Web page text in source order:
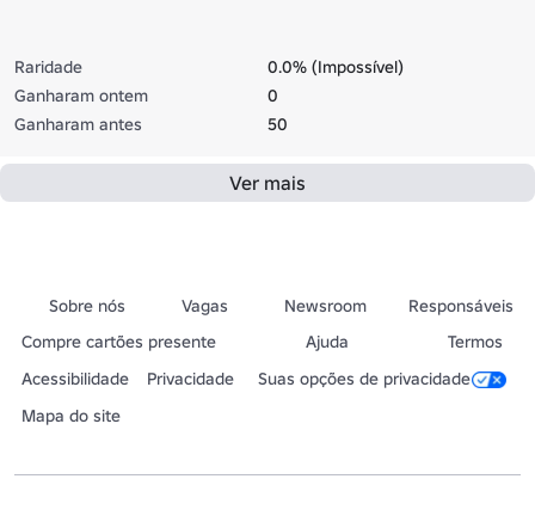
Raridade
0.0% (Impossível)
Ganharam ontem
0
Ganharam antes
50
Ver mais
Sobre nós Vagas Newsroom
Responsáveis
Compre cartões presente
Ajuda
Termos
Acessibilidade
Privacidade
Suas opções de privacidade
Mapa do site